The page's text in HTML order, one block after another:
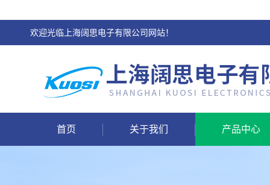
欢迎光临上海阔思电子有限公司网站！
首页 关于我们 产品中心